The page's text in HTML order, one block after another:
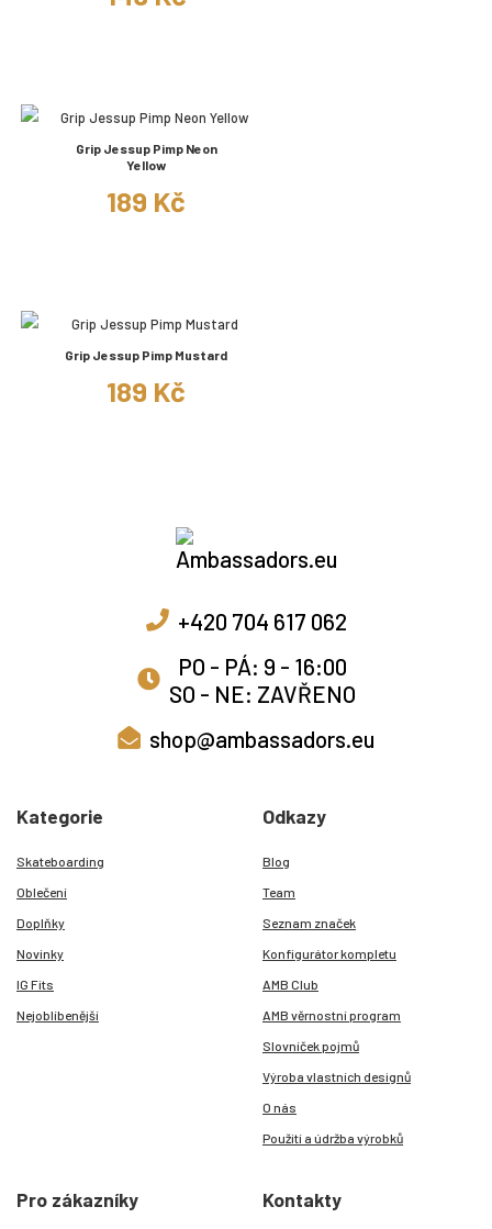
Grip Jessup Pimp Neon
Yellow
189 Kč
Grip Jessup Pimp Mustard
189 Kč
+420 704 617 062
PO - PÁ: 9 - 16:00
SO - NE: ZAVŘENO
shop@ambassadors.eu
Kategorie
Skateboarding
Oblečení
Doplňky
Novinky
IG Fits
Nejoblíbenější
Odkazy
Blog
Team
Seznam značek
Konfigurátor kompletu
AMB Club
AMB věrnostní program
Slovníček pojmů
Výroba vlastních designů
O nás
Použití a údržba výrobků
Pro zákazníky Kontakty